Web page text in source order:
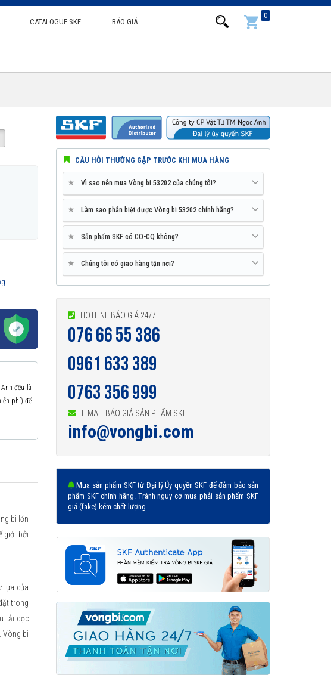
CATALOGUE SKF BÁO GIÁ
0
đều là
phí) để
bi lớn
giới bởi
lựa của
trong
tải dọc
Vòng bi
CÂU HỎI THƯỜNG GẶP TRƯỚC KHI MUA HÀNG
★ Vì sao nên mua Vòng bi 53202 của chúng tôi?
★ Làm sao phân biệt được Vòng bi 53202 chính hãng?
★ Sản phẩm SKF có CO-CQ không?
★ Chúng tôi có giao hàng tận nơi?
HOTLINE BÁO GIÁ 24/7
076 66 55 386
0961 633 389
0763 356 999
E MAIL BÁO GIÁ SẢN PHẨM SKF
info@vongbi.com
Mua sản phẩm SKF từ Đại lý Ủy quyền SKF để đảm bảo sản
phẩm SKF chính hãng. Tránh nguy cơ mua phải sản phẩm SKF
giả (fake) kém chất lượng.